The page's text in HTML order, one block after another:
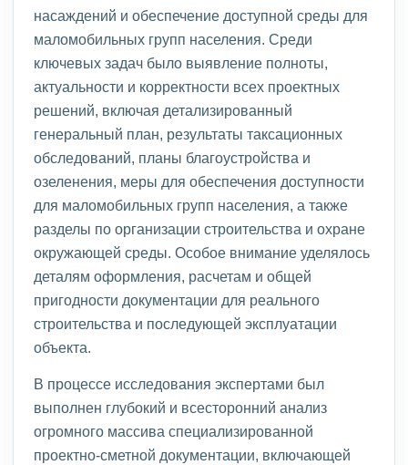
насаждений и обеспечение доступной среды для
маломобильных групп населения. Среди
ключевых задач было выявление полноты,
актуальности и корректности всех проектных
решений, включая детализированный
генеральный план, результаты таксационных
обследований, планы благоустройства и
озеленения, меры для обеспечения доступности
для маломобильных групп населения, а также
разделы по организации строительства и охране
окружающей среды. Особое внимание уделялось
деталям оформления, расчетам и общей
пригодности документации для реального
строительства и последующей эксплуатации
объекта.
В процессе исследования экспертами был
выполнен глубокий и всесторонний анализ
огромного массива специализированной
проектно-сметной документации, включающей